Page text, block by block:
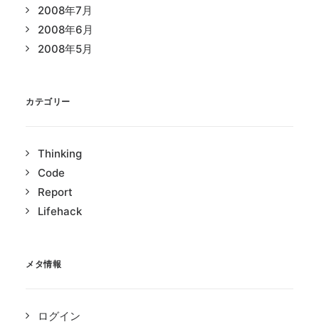
2008年7月
2008年6月
2008年5月
カテゴリー
Thinking
Code
Report
Lifehack
メタ情報
ログイン